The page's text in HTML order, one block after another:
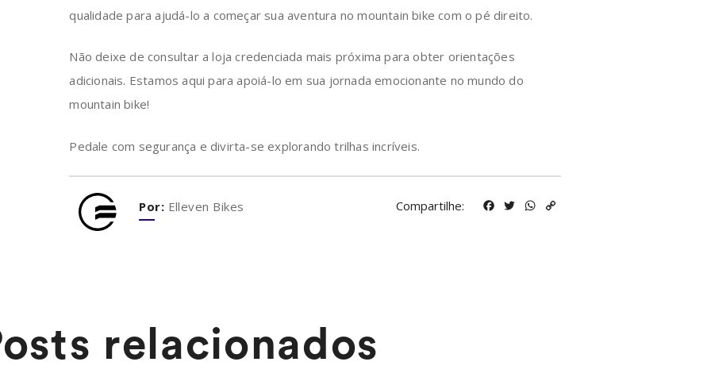
qualidade para ajudá-lo a começar sua aventura no mountain bike com o pé direito.
Não deixe de consultar a loja credenciada mais próxima para obter orientações
adicionais. Estamos aqui para apoiá-lo em sua jornada emocionante no mundo do
mountain bike!
Pedale com segurança e divirta-se explorando trilhas incríveis.
Por: Elleven Bikes Compartilhe: Facebook
TwitterWhatsApp
relacionados